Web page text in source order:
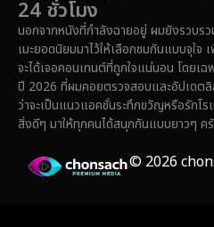
Family ครอบครัว
Fantasy จินตนาการ
Fiction
Gothic
24 ชั่วโมง
นอกจากหนังที่กำลังฉายอยู่ ผมยังรวบร
เมะยอดนิยมมาไว้ให้เลือกชมกันแบบจุใจ
จะได้เจอคอนเทนต์ที่ถูกใจแน่นอน โดยเฉ
ปี 2026 ที่ผมคอยตรวจสอบและอัปเดต
ว่าจะเป็นแนวแอคชั่นระทึกขวัญหรือรัก
สิ่งดีๆ มาให้ทุกคนได้สนุกกันแบบยาวๆ ค
© 2026